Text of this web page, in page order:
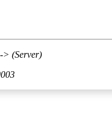
> (Server)